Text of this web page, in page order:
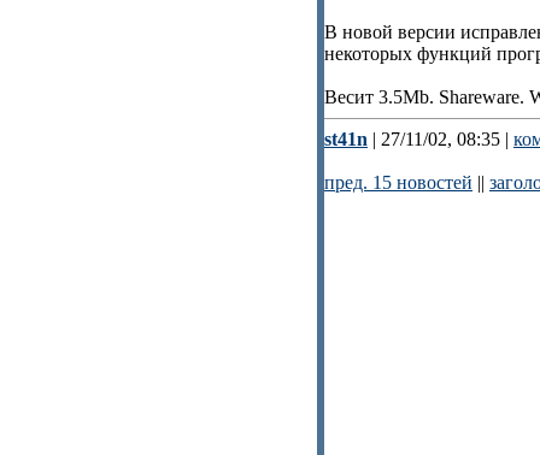
В новой версии
некоторых функций
Весит 3.5Mb. Shareware.
st41n | 27/11/02, 08:35 |
пред. 15 новостей ||